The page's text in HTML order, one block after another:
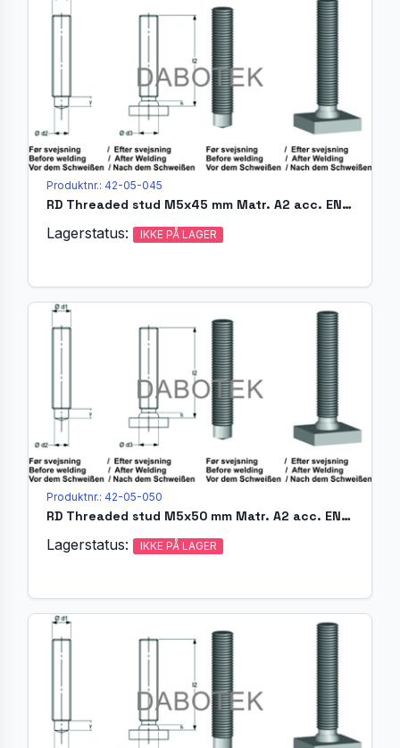
Produktnr.: 42-05-045
RD Threaded stud M5x45 mm Matr. A2 acc. EN ISO 13918 (MR)
Lagerstatus: IKKE PÅ LAGER
Produktnr.: 42-05-050
RD Threaded stud M5x50 mm Matr. A2 acc. EN ISO 13918 (MR)
Lagerstatus: IKKE PÅ LAGER